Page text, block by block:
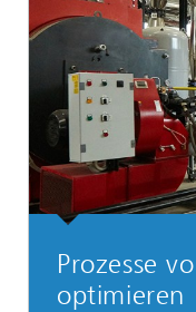
Prozesse
optimieren